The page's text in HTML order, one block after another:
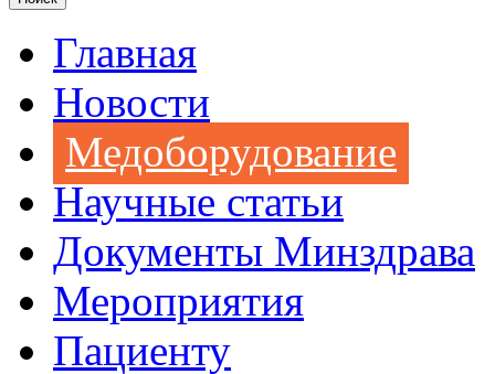
Главная
Новости
Медоборудование
Научные статьи
Документы Минздрава
Мероприятия
Пациенту